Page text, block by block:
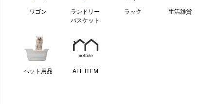
ワゴン
ランドリー
バスケット
ラック 生活雑貨
ペット用品 ALL ITEM